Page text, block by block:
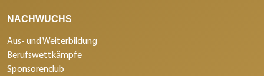
NACHWUCHS
Aus- und Weiterbildung
Berufswettkämpfe
Sponsorenclub